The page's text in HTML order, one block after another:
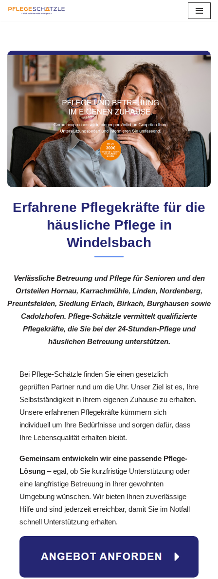
springen
Erfahrene Pflegekräfte für die
häusliche Pflege in
Windelsbach
Verlässliche Betreuung und Pflege für Senioren und den
Ortsteilen Hornau, Karrachmühle, Linden, Nordenberg,
Preuntsfelden, Siedlung Erlach, Birkach, Burghausen sowie
Cadolzhofen. Pflege-Schätzle vermittelt qualifizierte
Pflegekräfte, die Sie bei der 24-Stunden-Pflege und
häuslichen Betreuung unterstützen.
Bei Pflege-Schätzle finden Sie einen gesetzlich
geprüften Partner rund um die Uhr. Unser Ziel ist es, Ihre
Selbstständigkeit in Ihrem eigenen Zuhause zu erhalten.
Unsere erfahrenen Pflegekräfte kümmern sich
individuell um Ihre Bedürfnisse und sorgen dafür, dass
Ihre Lebensqualität erhalten bleibt.
Gemeinsam entwickeln wir eine passende Pflege-
Lösung – egal, ob Sie kurzfristige Unterstützung oder
eine langfristige Betreuung in Ihrer gewohnten
Umgebung wünschen. Wir bieten Ihnen zuverlässige
Hilfe und sind jederzeit erreichbar, damit Sie im Notfall
schnell Unterstützung erhalten.